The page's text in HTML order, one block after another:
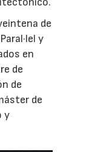
de
y
en
de
de
de
y